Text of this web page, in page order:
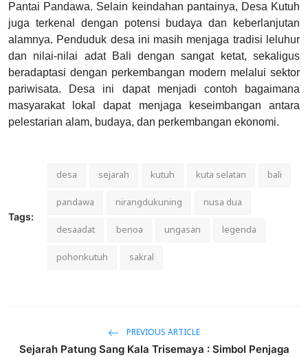
Pantai Pandawa. Selain keindahan pantainya, Desa Kutuh
juga terkenal dengan potensi budaya dan keberlanjutan
alamnya. Penduduk desa ini masih menjaga tradisi leluhur
dan nilai-nilai adat Bali dengan sangat ketat, sekaligus
beradaptasi dengan perkembangan modern melalui sektor
pariwisata. Desa ini dapat menjadi contoh bagaimana
masyarakat lokal dapat menjaga keseimbangan antara
pelestarian alam, budaya, dan perkembangan ekonomi.
Tags:
desa sejarah kutuh kuta selatan
bali
pandawa
nirangdukuning
nusa dua
desaadat
benoa ungasan
legenda
pohonkutuh
sakral
PREVIOUS ARTICLE
Sejarah Patung Sang Kala Trisemaya : Simbol Penjaga